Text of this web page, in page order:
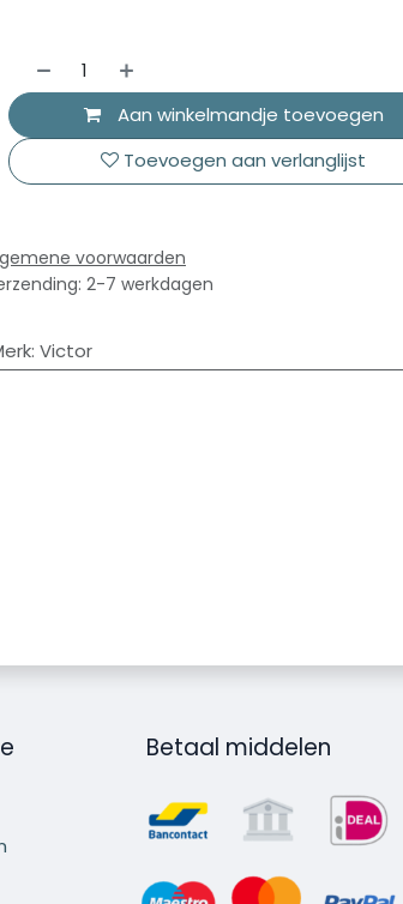
Aan winkelmandje toevoegen
Toevoegen aan verlanglijst
voorwaarden
2-7 werkdagen
: Victor
Betaal middelen